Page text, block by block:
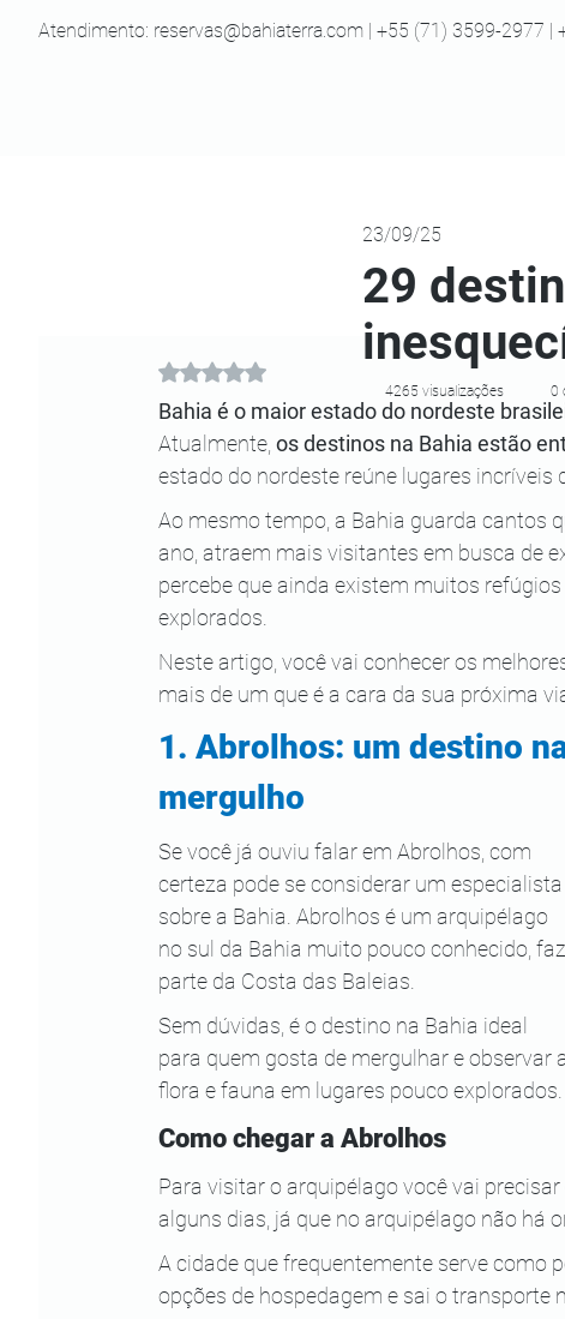
Atendimento: reservas@bahiaterra.com | +55 (71) 3599-2977 |
Avaliado com NaN de 5 estrelas.
Bahia é o maior estado do nordeste
Atualmente, os destinos na Bahia estão
estado do nordeste reúne lugares
Ao mesmo tempo, a Bahia guarda cantos
ano, atraem mais visitantes em busca de
percebe que ainda existem muitos
explorados.
Neste artigo, você vai conhecer os
mais de um que é a cara da sua próxima
1. Abrolhos: um destino
mergulho
Se você já ouviu falar em Abrolhos, com
certeza pode se considerar um especialista
sobre a Bahia. Abrolhos é um arquipélago
no sul da Bahia muito pouco conhecido, faz
parte da Costa das Baleias.
Sem dúvidas, é o destino na Bahia ideal
para quem gosta de mergulhar e observar a
flora e fauna em lugares pouco explorados.
Como chegar a Abrolhos
Para visitar o arquipélago você vai
alguns dias, já que no arquipélago não há
A cidade que frequentemente serve como
opções de hospedagem e sai o transporte
4265 visualizações 0
29
23/09/25